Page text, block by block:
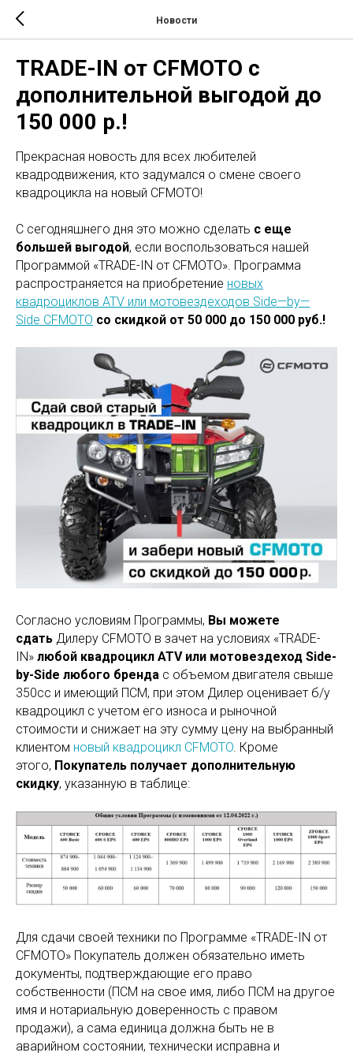
Новости
TRADE-IN от CFMOTO с
дополнительной выгодой до
150 000 р.!
Прекрасная новость для всех любителей
квадродвижения, кто задумался о смене своего
квадроцикла на новый CFMOTO!
C сегодняшнего дня это можно сделать с еще
большей выгодой, если воспользоваться нашей
Программой «TRADE-IN от CFMOTO». Программа
распространяется на приобретение новых
квадроциклов ATV или мотовездеходов Side—by—
Side CFMOTO со скидкой от 50 000 до 150 000 руб.!
Согласно условиям Программы, Вы можете
сдать Дилеру CFMOTO в зачет на условиях «TRADE-
IN» любой квадроцикл ATV или мотовездеход Side-
by-Side любого бренда с объемом двигателя свыше
350сс и имеющий ПСМ, при этом Дилер оценивает б/у
квадроцикл с учетом его износа и рыночной
стоимости и снижает на эту сумму цену на выбранный
клиентом новый квадроцикл CFMOTO. Кроме
этого, Покупатель получает дополнительную
скидку, указанную в таблице:
Для сдачи своей техники по Программе «TRADE-IN от
CFMOTO» Покупатель должен обязательно иметь
документы, подтверждающие его право
собственности (ПСМ на свое имя, либо ПСМ на другое
имя и нотариальную доверенность с правом
продажи), а сама единица должна быть не в
аварийном состоянии, технически исправна и